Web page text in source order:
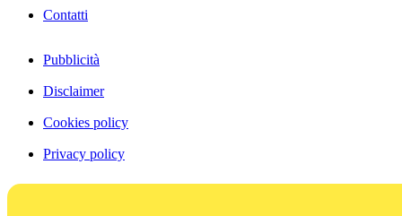
Contatti
Pubblicità
Disclaimer
Cookies policy
Privacy policy